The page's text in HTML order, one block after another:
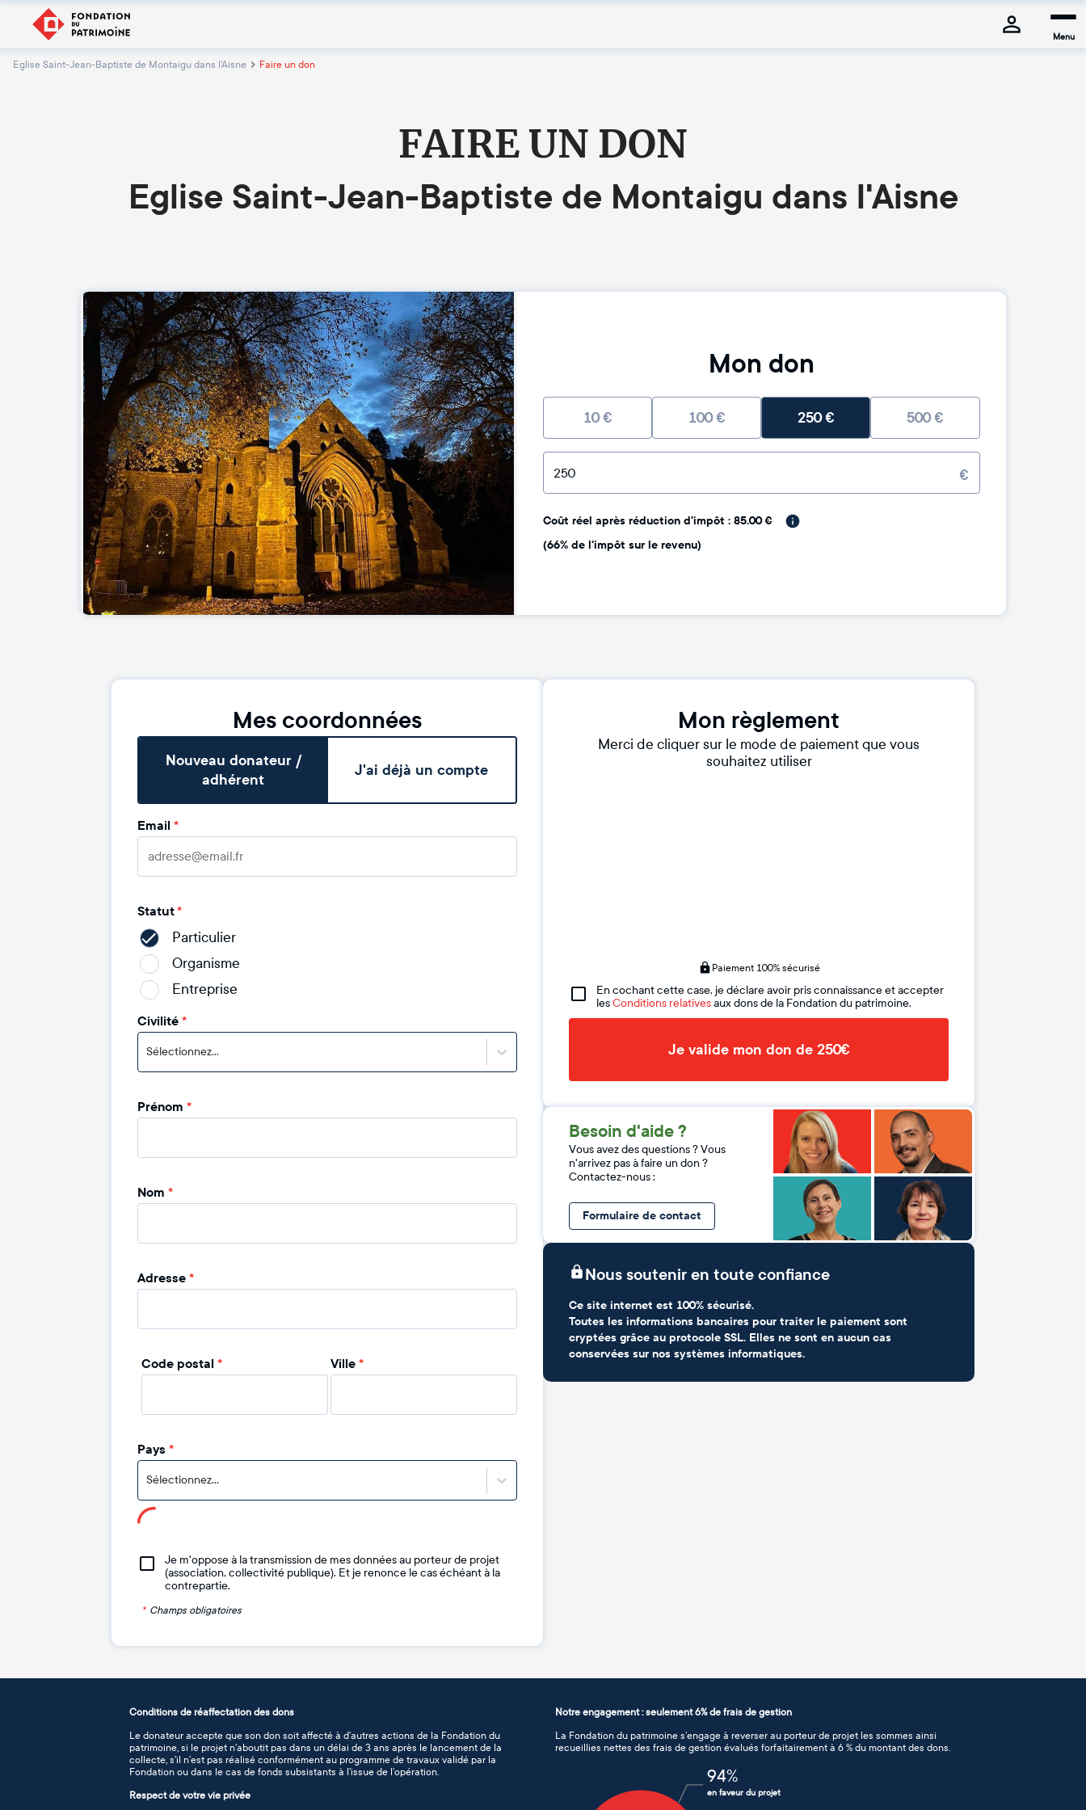
Menu
Eglise Saint-Jean-Baptiste de Montaigu dans l'Aisne Faire un don
FAIRE UN DON
Eglise Saint-Jean-Baptiste de Montaigu dans l'Aisne
Mon don
10€ 100€ 250€ 500€
€
Coût réel après réduction d'impôt : 85.00 €
(66% de l'impôt sur le revenu)
Mes coordonnées
Nouveau donateur /
adhérent
J'ai déjà un compte
Email *
Statut*
Particulier
Organisme
Entreprise
Civilité*
Sélectionnez...
Prénom *
Nom *
Adresse*
Code postal * Ville*
Pays *
Sélectionnez...
Je m'oppose à la transmission de mes données au porteur de projet
(association, collectivité publique). Et je renonce le cas échéant à la
contrepartie.
* Champs obligatoires
Mon règlement
Merci de cliquer sur le mode de paiement que vous
souhaitez utiliser
Paiement 100% sécurisé
En cochant cette case, je déclare avoir pris connaissance et accepter
lesConditions relativesaux dons de la Fondation du patrimoine.
Je valide mon don de 250€
Besoin d'aide ?
Vous avez des questions ? Vous
n'arrivez pas à faire un don ?
Contactez-nous :
Formulaire de contact
Nous soutenir en toute confiance
Ce site internet est 100% sécurisé.
Toutes les informations bancaires pour traiter le paiement sont
cryptées grâce au protocole SSL. Elles ne sont en aucun cas
conservées sur nos systèmes informatiques.
Conditions de réaffectation des dons
Le donateur accepte que son don soit affecté à d’autres actions de la Fondation du
patrimoine, si le projet n’aboutit pas dans un délai de 3 ans après le lancement de la
collecte, s’il n’est pas réalisé conformément au programme de travaux validé par la
Fondation ou dans le cas de fonds subsistants à l’issue de l’opération.
Respect de votre vie privée
Notre engagement : seulement 6% de frais de gestion
La Fondation du patrimoine s’engage à reverser au porteur de projet les sommes ainsi
recueillies nettes des frais de gestion évalués forfaitairement à 6 % du montant des dons.
94%
en faveur du projet